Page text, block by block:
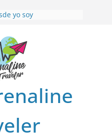
yo soy
DEL CACAO: Excelente
AL NATURALSHH !!
de RÍO EL